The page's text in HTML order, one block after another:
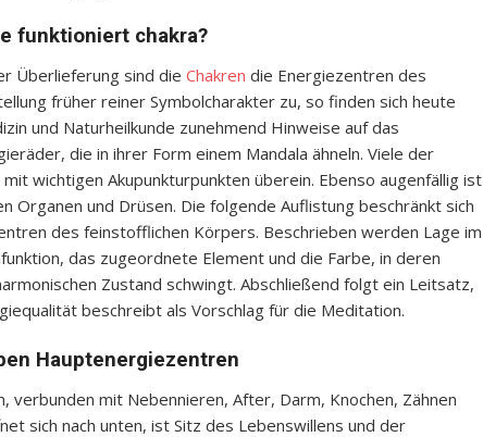
funktioniert chakra?
Überlieferung sind die Chakren die Energiezentren des
früher reiner Symbolcharakter zu, so finden sich heute
und Naturheilkunde zunehmend Hinweise auf das
die in ihrer Form einem Mandala ähneln. Viele der
wichtigen Akupunkturpunkten überein. Ebenso augenfällig ist
Organen und Drüsen. Die folgende Auflistung beschränkt sich
des feinstofflichen Körpers. Beschrieben werden Lage im
das zugeordnete Element und die Farbe, in deren
Zustand schwingt. Abschließend folgt ein Leitsatz,
beschreibt als Vorschlag für die Meditation.
Hauptenergiezentren
verbunden mit Nebennieren, After, Darm, Knochen, Zähnen
sich nach unten, ist Sitz des Lebenswillens und der